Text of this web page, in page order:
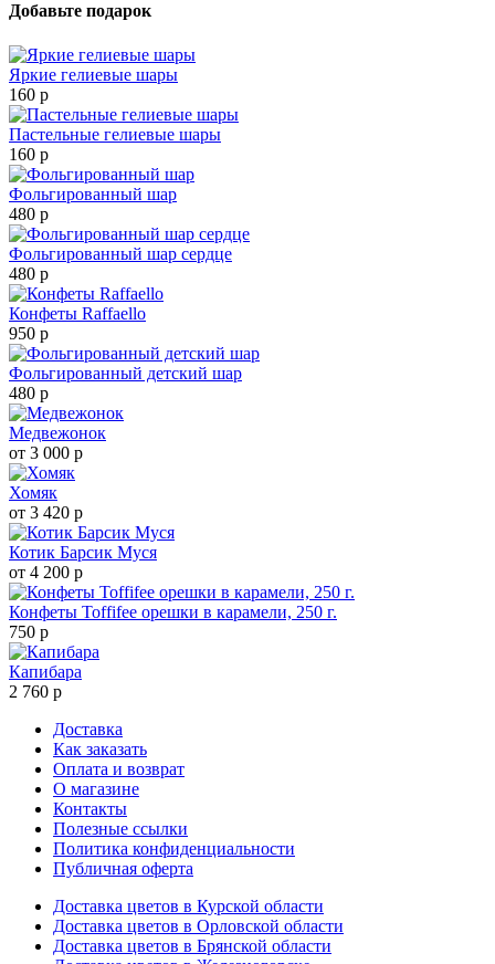
Добавьте подарок
Яркие гелиевые шары
160 р
Пастельные гелиевые шары
160 р
Фольгированный шар
480 р
Фольгированный шар сердце
480 р
Конфеты Raffaello
950 р
Фольгированный детский шар
480 р
Медвежонок
от 3 000 р
Хомяк
от 3 420 р
Котик Барсик Муся
от 4 200 р
Конфеты Toffifee орешки в карамели, 250 г.
750 р
Капибара
2 760 р
Доставка
Как заказать
Оплата и возврат
О магазине
Контакты
Полезные ссылки
Политика конфиденциальности
Публичная оферта
Доставка цветов в Курской области
Доставка цветов в Орловской области
Доставка цветов в Брянской области